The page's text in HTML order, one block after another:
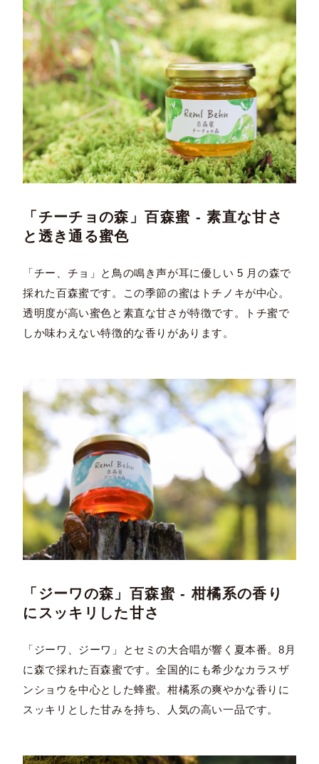
「チーチョの森」百森蜜 - 素直な甘さ
と透き通る蜜色
「チー、チョ」と鳥の鳴き声が耳に優しい 5 月の森で
採れた百森蜜です。この季節の蜜はトチノキが中心。
透明度が高い蜜色と素直な甘さが特徴です。トチ蜜で
しか味わえない特徴的な香りがあります。
「ジーワの森」百森蜜 - 柑橘系の香り
にスッキリした甘さ
「ジーワ、ジーワ」とセミの大合唱が響く夏本番。8月
に森で採れた百森蜜です。全国的にも希少なカラスザ
ンショウを中心とした蜂蜜。柑橘系の爽やかな香りに
スッキリとした甘みを持ち、人気の高い一品です。